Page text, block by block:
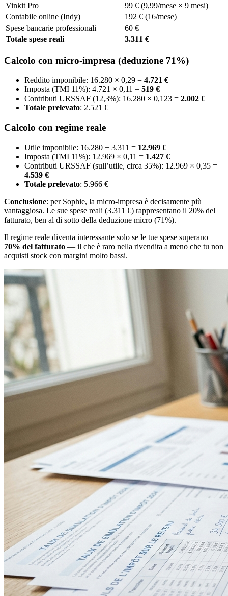
Vinkit Pro
99 € (9,99/mese × 9 mesi)
Contabile online (Indy)
192 € (16/mese)
Spese bancarie professionali
60 €
Totale spese reali
3.311 €
Calcolo con micro-impresa (deduzione 71%)
Reddito imponibile: 16.280 × 0,29 = 4.721 €
Imposta (TMI 11%): 4.721 × 0,11 = 519 €
Contributi URSSAF (12,3%): 16.280 × 0,123 = 2.002 €
Totale prelevato: 2.521 €
Calcolo con regime reale
Utile imponibile: 16.280 − 3.311 = 12.969 €
Imposta (TMI 11%): 12.969 × 0,11 = 1.427 €
Contributi URSSAF (sull’utile, circa 35%): 12.969 × 0,35 =
4.539 €
Totale prelevato: 5.966 €
Conclusione: per Sophie, la micro-impresa è decisamente più
vantaggiosa. Le sue spese reali (3.311 €) rappresentano il 20% del
fatturato, ben al di sotto della deduzione micro (71%).
Il regime reale diventa interessante solo se le tue spese superano
70% del fatturato — il che è raro nella rivendita a meno che tu non
acquisti stock con margini molto bassi.